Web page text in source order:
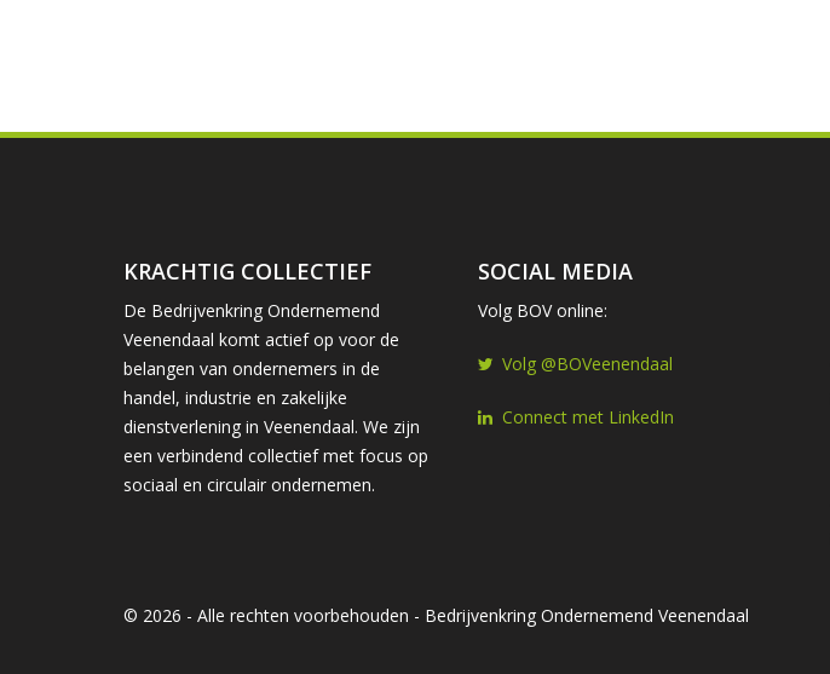
KRACHTIG COLLECTIEF
De Bedrijvenkring Ondernemend
Veenendaal komt actief op voor de
belangen van ondernemers in de
handel, industrie en zakelijke
dienstverlening in Veenendaal. We zijn
een verbindend collectief met focus op
sociaal en circulair ondernemen.
SOCIAL MEDIA
Volg BOV online:
Volg @BOVeenendaal
Connect met LinkedIn
© 2026 - Alle rechten voorbehouden - Bedrijvenkring Ondernemend Veenendaal